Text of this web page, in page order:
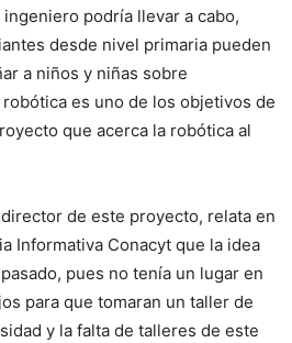
podría llevar a cabo,
desde nivel primaria pueden
a niños y niñas sobre
es uno de los objetivos de
que acerca la robótica al
de este proyecto, relata en
Informativa Conacyt que la idea
pues no tenía un lugar en
para que tomaran un taller de
y la falta de talleres de este